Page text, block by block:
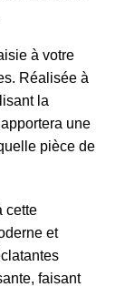
à votre
Réalisée à
la
une
pièce de
cette
et
faisant